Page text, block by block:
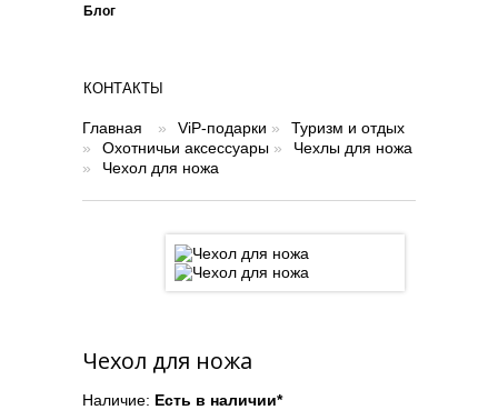
Блог
КОНТАКТЫ
Главная » ViP-подарки »
Туризм и отдых
»
Охотничьи аксессуары »
Чехлы для ножа
»
Чехол для ножа
Чехол для ножа
Наличие: Есть в наличии*